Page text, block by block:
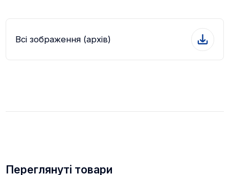
Всі зображення (архів)
Переглянуті товари